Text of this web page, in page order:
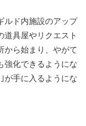
ルド内施設のアップ
具屋やリクエスト
から始まり、やがて
強化できるようにな
が手に入るようにな